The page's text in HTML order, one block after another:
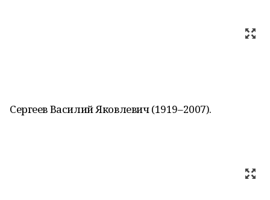
Сергеев Василий Яковлевич (1919–2007).